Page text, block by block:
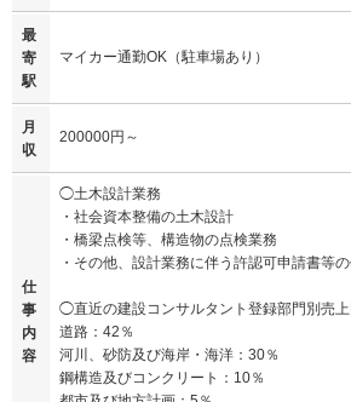
最
寄
駅
マイカー通勤OK（駐車場あり）
月
収
200000円～
仕
事
内
容
◯土木設計業務
・社会資本整備の土木設計
・橋梁点検等、構造物の点検業務
・その他、設計業務に伴う許認可申請書等
◯直近の建設コンサルタント登録部門別売
道路：42％
河川、砂防及び海岸・海洋：30％
鋼構造及びコンクリート：10％